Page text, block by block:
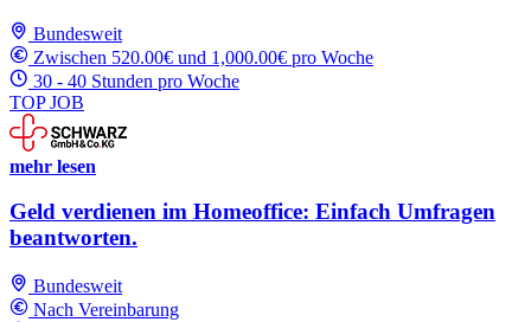
Bundesweit
Zwischen 520.00€ und 1,000.00€ pro Woche
30 - 40 Stunden pro Woche
TOP JOB
mehr lesen
Geld verdienen im Homeoffice: Einfach Umfragen
beantworten.
Bundesweit
Nach Vereinbarung